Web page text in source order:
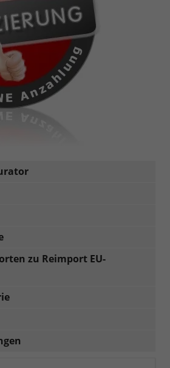
zu Reimport EU-